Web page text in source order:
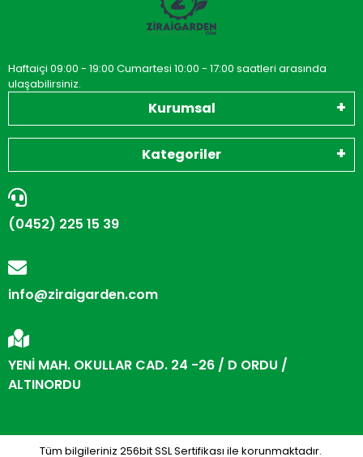
Haftaiçi 09:00 - 19:00 Cumartesi 10:00 - 17:00 saatleri arasında
ulaşabilirsiniz.
Kurumsal
Kategoriler
(0452) 225 15 39
info@ziraigarden.com
YENİ MAH. OKULLAR CAD. 24 -26 / D ORDU /
ALTINORDU
Tüm bilgileriniz 256bit SSL Sertifikası ile korunmaktadır.